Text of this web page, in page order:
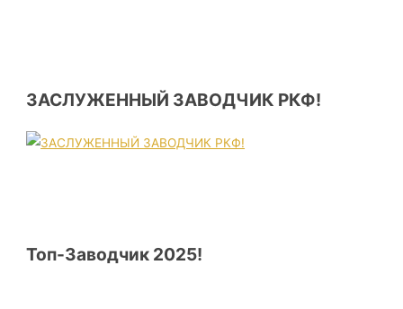
ЗАСЛУЖЕННЫЙ ЗАВОДЧИК РКФ!
Топ-Заводчик 2025!